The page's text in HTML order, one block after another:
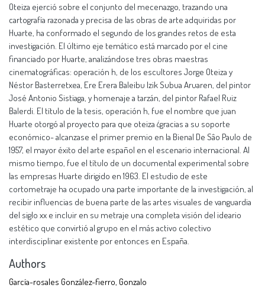
Oteiza ejerció sobre el conjunto del mecenazgo, trazando una
cartografía razonada y precisa de las obras de arte adquiridas por
Huarte, ha conformado el segundo de los grandes retos de esta
investigación. El último eje temático está marcado por el cine
financiado por Huarte, analizándose tres obras maestras
cinematográficas: operación h, de los escultores Jorge Oteiza y
Néstor Basterretxea, Ere Erera Baleibu Izik Subua Aruaren, del pintor
José Antonio Sistiaga, y homenaje a tarzán, del pintor Rafael Ruiz
Balerdi. El título de la tesis, operación h, fue el nombre que juan
Huarte otorgó al proyecto para que oteiza ¿gracias a su soporte
económico- alcanzase el primer premio en la Bienal De Sâo Paulo de
1957, el mayor éxito del arte español en el escenario internacional. Al
mismo tiempo, fue el título de un documental experimental sobre
las empresas Huarte dirigido en 1963. El estudio de este
cortometraje ha ocupado una parte importante de la investigación, al
recibir influencias de buena parte de las artes visuales de vanguardia
del siglo xx e incluir en su metraje una completa visión del ideario
estético que convirtió al grupo en el más activo colectivo
interdisciplinar existente por entonces en España.
Authors
García-rosales González-fierro, Gonzalo